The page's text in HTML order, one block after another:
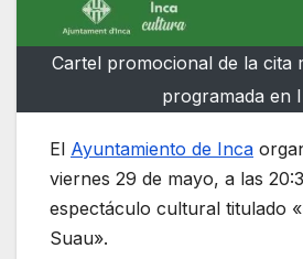
Cartel promocional de la cita
programada en
El Ayuntamiento de Inca
viernes 29 de mayo, a las
espectáculo cultural titulado
Suau».